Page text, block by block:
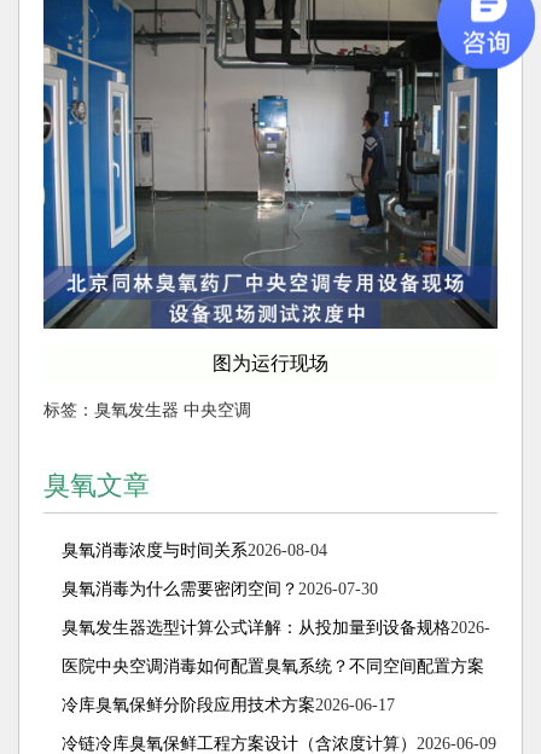
图为运行现场
标签： 臭氧发生器 中央空调
臭氧文章
臭氧消毒浓度与时间关系2026-08-04
臭氧消毒为什么需要密闭空间？ 2026-07-30
臭氧发生器选型计算公式详解：从投加量到设备规格2026-
07-15
医院中央空调消毒如何配置臭氧系统？不同空间配置方案
解析2026-07-08
冷库臭氧保鲜分阶段应用技术方案2026-06-17
冷链冷库臭氧保鲜工程方案设计（含浓度计算） 2026-06-09